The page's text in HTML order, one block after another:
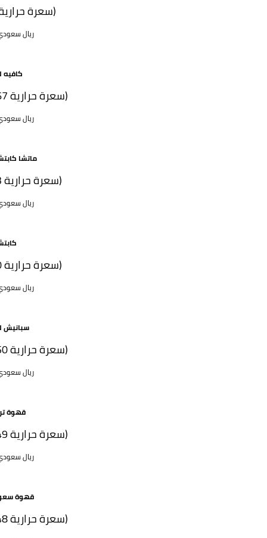
(4 سعرة حرارية)
45 ريال
كافيه
(167 سعرة حرارية)
45 ريال
ماتشا
(53 سعرة حرارية)
55 ريال
(80 سعرة حرارية)
45 ريال
سبانيش
(250 سعرة حرارية)
52 ريال
قهوة
(149 سعرة حرارية)
42 ريال
قهوة
(148 سعرة حرارية)